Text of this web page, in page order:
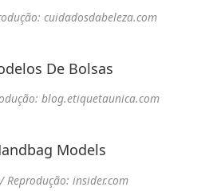
cuidadosdabeleza.com
blog.etiquetaunica.com
Reprodução: insider.com